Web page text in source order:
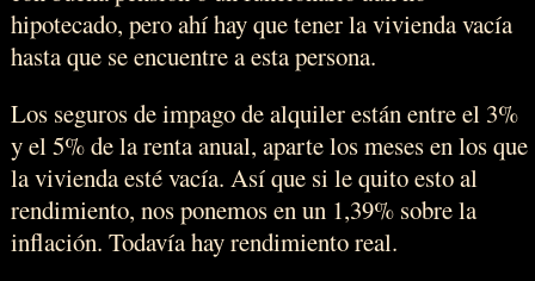
hipotecado, pero ahí hay que tener la vivienda vacía
hasta que se encuentre a esta persona.
Los seguros de impago de alquiler están entre el 3%
y el 5% de la renta anual, aparte los meses en los que
la vivienda esté vacía. Así que si le quito esto al
rendimiento, nos ponemos en un 1,39% sobre la
inflación. Todavía hay rendimiento real.